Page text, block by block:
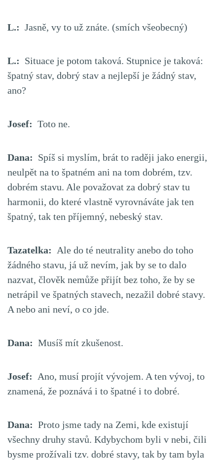
L.: Jasně, vy to už znáte. (smích všeobecný)
L.: Situace je potom taková. Stupnice je taková:
špatný stav, dobrý stav a nejlepší je žádný stav,
ano?
Josef: Toto ne.
Dana: Spíš si myslím, brát to raději jako energii,
neulpět na to špatném ani na tom dobrém, tzv.
dobrém stavu. Ale považovat za dobrý stav tu
harmonii, do které vlastně vyrovnáváte jak ten
špatný, tak ten příjemný, nebeský stav.
Tazatelka: Ale do té neutrality anebo do toho
žádného stavu, já už nevím, jak by se to dalo
nazvat, člověk nemůže přijít bez toho, že by se
netrápil ve špatných stavech, nezažil dobré stavy.
A nebo ani neví, o co jde.
Dana: Musíš mít zkušenost.
Josef: Ano, musí projít vývojem. A ten vývoj, to
znamená, že poznává i to špatné i to dobré.
Dana: Proto jsme tady na Zemi, kde existují
všechny druhy stavů. Kdybychom byli v nebi, čili
bysme prožívali tzv. dobré stavy, tak by tam byla